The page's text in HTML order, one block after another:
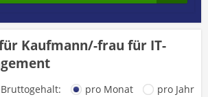
Kaufmann/-frau für IT-
Bruttogehalt: pro Monat
pro Jahr